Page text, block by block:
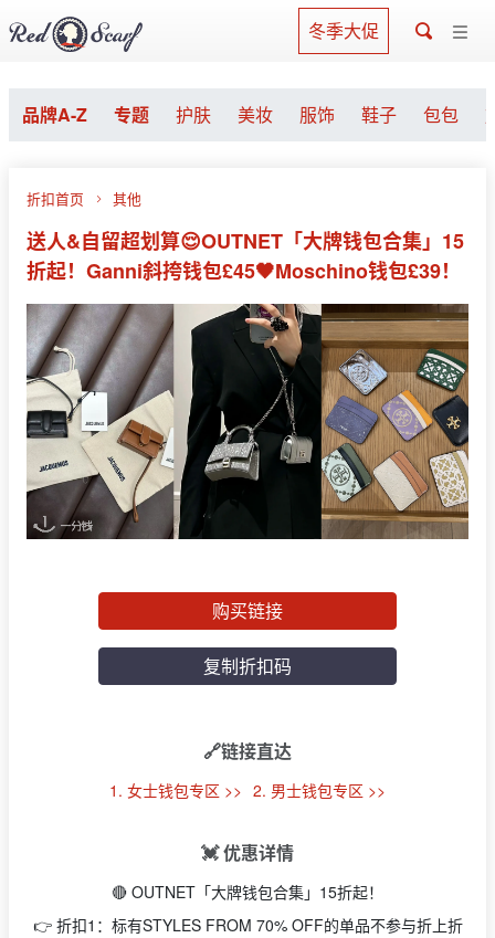
冬季大促
品牌A-Z 专题 护肤 美妆 服饰 鞋子 包包
折扣首页 其他
送人&自留超划算😌OUTNET「大牌钱包合集」15
折起！Ganni斜挎钱包£45🖤Moschino钱包£39！
购买链接
复制折扣码
🔗链接直达
1. 女士钱包专区 >> 2. 男士钱包专区 >>
💓 优惠详情
🔴 OUTNET「大牌钱包合集」15折起！
👉 折扣1：标有STYLES FROM 70% OFF的单品不参与折上折